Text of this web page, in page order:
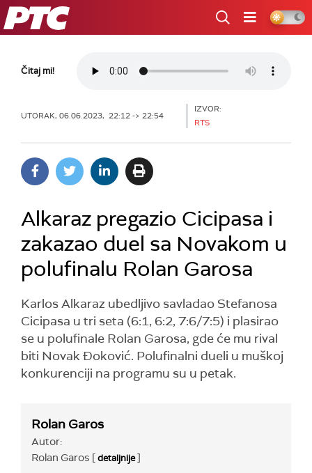
RTS
Čitaj mi!
UTORAK, 06.06.2023, 22:12 -> 22:54
IZVOR:
RTS
Alkaraz pregazio Cicipasa i
zakazao duel sa Novakom u
polufinalu Rolan Garosa
Karlos Alkaraz ubedljivo savladao Stefanosa
Cicipasa u tri seta (6:1, 6:2, 7:6/7:5) i plasirao
se u polufinale Rolan Garosa, gde će mu rival
biti Novak Đoković. Polufinalni dueli u muškoj
konkurenciji na programu su u petak.
Rolan Garos
Autor:
Rolan Garos [detaljnije]